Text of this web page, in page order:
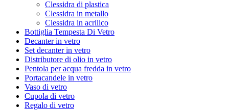
Clessidra di plastica
Clessidra in metallo
Clessidra in acrilico
Bottiglia Tempesta Di Vetro
Decanter in vetro
Set decanter in vetro
Distributore di olio in vetro
Pentola per acqua fredda in vetro
Portacandele in vetro
Vaso di vetro
Cupola di vetro
Regalo di vetro